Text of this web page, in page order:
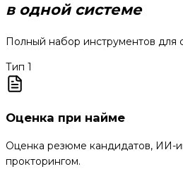
в одной системе
Полный набор инструментов для
Тип 1
Оценка при найме
Оценка резюме кандидатов, ИИ-
прокторингом.